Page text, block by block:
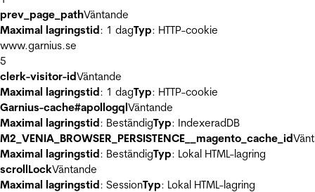
prev_page_pathVäntande
Maximal lagringstid: 1 dagTyp: HTTP-cookie
www.garnius.se
5
clerk-visitor-idVäntande
Maximal lagringstid: 1 dagTyp: HTTP-cookie
Garnius-cache#apollogqlVäntande
Maximal lagringstid: BeständigTyp: IndexeradDB
M2_VENIA_BROWSER_PERSISTENCE__magento_cache_id
Maximal lagringstid: BeständigTyp: Lokal HTML-lagring
scrollLockVäntande
Maximal lagringstid: SessionTyp: Lokal HTML-lagring